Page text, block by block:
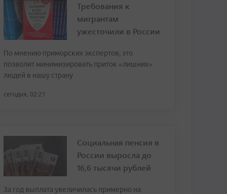
Требования к
мигрантам
ужесточили в России
По мнению приморских экспертов, это
позволит минимизировать приток «лишних»
людей в нашу страну
сегодня, 02:21
Социальная пенсия в
России выросла до
16,6 тысячи рублей
За год выплата увеличилась примерно на